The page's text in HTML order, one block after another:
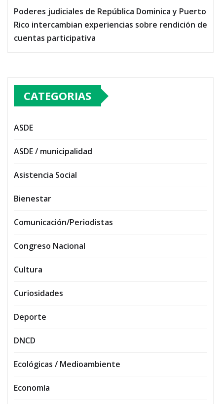
Poderes judiciales de República Dominica y Puerto
Rico intercambian experiencias sobre rendición de
cuentas participativa
CATEGORIAS
ASDE
ASDE / municipalidad
Asistencia Social
Bienestar
Comunicación/Periodistas
Congreso Nacional
Cultura
Curiosidades
Deporte
DNCD
Ecológicas / Medioambiente
Economía